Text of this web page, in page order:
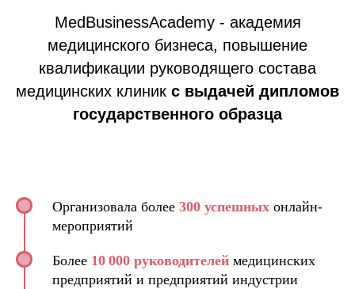
MedBusinessAcademy - академия
медицинского бизнеса, повышение
квалификации руководящего состава
медицинских клиник с выдачей дипломов
государственного образца
Организовала более 300 успешных онлайн-
мероприятий
Более 10 000 руководителей медицинских
предприятий и предприятий индустрии